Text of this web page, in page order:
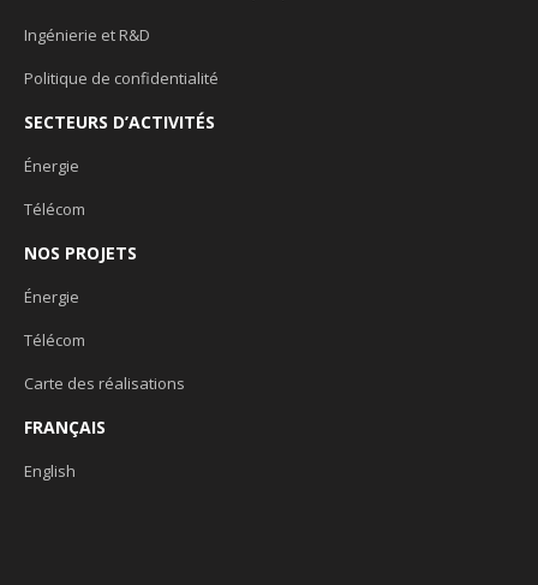
Ingénierie et R&D
Politique de confidentialité
SECTEURS D’ACTIVITÉS
Énergie
Télécom
NOS PROJETS
Énergie
Télécom
Carte des réalisations
FRANÇAIS
English